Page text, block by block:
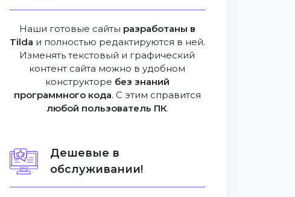
Наши готовые сайты разработаны в
Tilda и полностью редактируются в ней.
Изменять текстовый и графический
контент сайта можно в удобном
конструкторе без знаний
программного кода. С этим справится
любой пользователь ПК.
Дешевые в
обслуживании!